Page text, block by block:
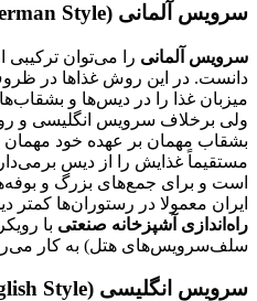
سرویس آلمانی (German Style)
سرویس آلمانی را می‌توان
دانست. در این روش غذاها در
میزبان غذا را در دیس‌ها و
ولی برخلاف سرویس انگلیسی و
بشقاب مهمان بر عهده خود
مستقیماً غذایش را از دیس
است و برای جمع‌های بزرگ و
ایران معمولا در رستوران‌ها کمتر
راه‌اندازی آشپزخانه صنعتی با
سلف‌سرویس‌های هتل) به کار
سرویس انگلیسی (English Style)